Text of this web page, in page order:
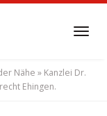
Nähe » Kanzlei Dr.
Ehingen.